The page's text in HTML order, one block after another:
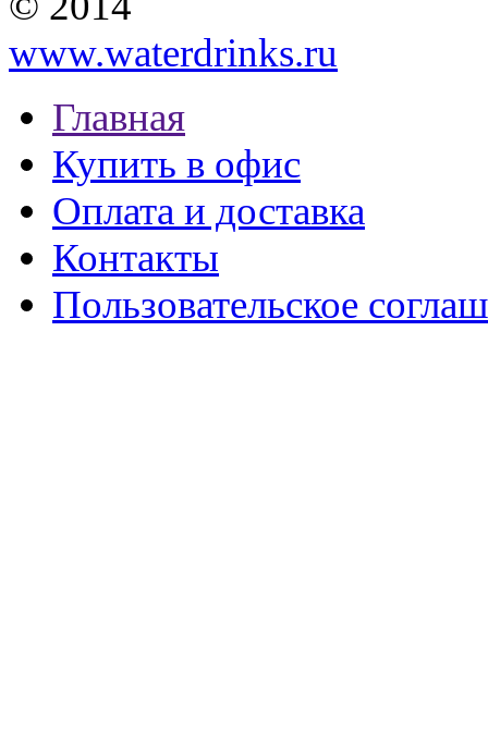
www.waterdrinks.ru
Главная
Купить в офис
Оплата и доставка
Контакты
Пользовательское